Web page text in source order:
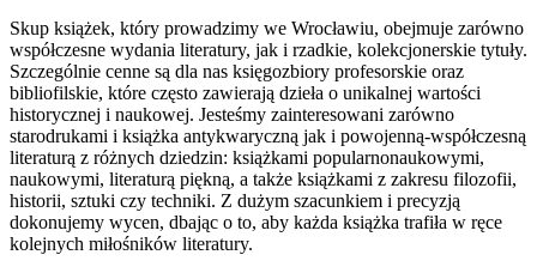
Skup książek, który prowadzimy we Wrocławiu, obejmuje zarówno
współczesne wydania literatury, jak i rzadkie, kolekcjonerskie tytuły.
Szczególnie cenne są dla nas księgozbiory profesorskie oraz
bibliofilskie, które często zawierają dzieła o unikalnej wartości
historycznej i naukowej. Jesteśmy zainteresowani zarówno
starodrukami i książka antykwaryczną jak i powojenną-współczesną
literaturą z różnych dziedzin: książkami popularnonaukowymi,
naukowymi, literaturą piękną, a także książkami z zakresu filozofii,
historii, sztuki czy techniki. Z dużym szacunkiem i precyzją
dokonujemy wycen, dbając o to, aby każda książka trafiła w ręce
kolejnych miłośników literatury.